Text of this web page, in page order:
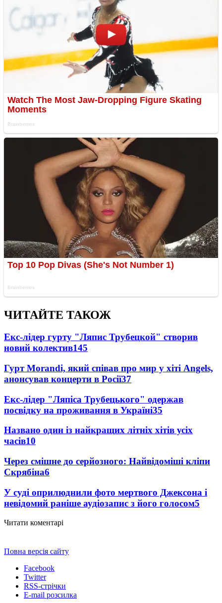
ЧИТАЙТЕ ТАКОЖ
Екс-лідер гурту "Ляпис Трубецкой" створив
новий колектив145
Гурт Morandi, який співав про мир у хіті Angels,
анонсував концерти в Росії37
Екс-лідер "Ляпіса Трубецького" одержав
посвідку на проживання в Україні35
Названо один із найкращих літніх хітів усіх
часів10
Через смішне до серйозного: Найвідоміші кліпи
Скрябіна6
У суді оприлюднили фото мертвого Джексона і
невідомий раніше аудіозапис з його голосом5
Читати коментарі
Повна версія сайту
Facebook
Twitter
RSS-стрічки
E-mail розсилка